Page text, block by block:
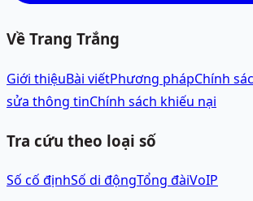
Về Trang Trắng
Giới thiệuBài viếtPhương phápChính
sửa thông tinChính sách khiếu nại
Tra cứu theo loại số
Số cố địnhSố di độngTổng đàiVoIP